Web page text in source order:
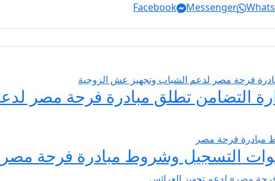
Facebook
Messenger
الزواج 2026… وزارة التضامن تطلق مبادرة